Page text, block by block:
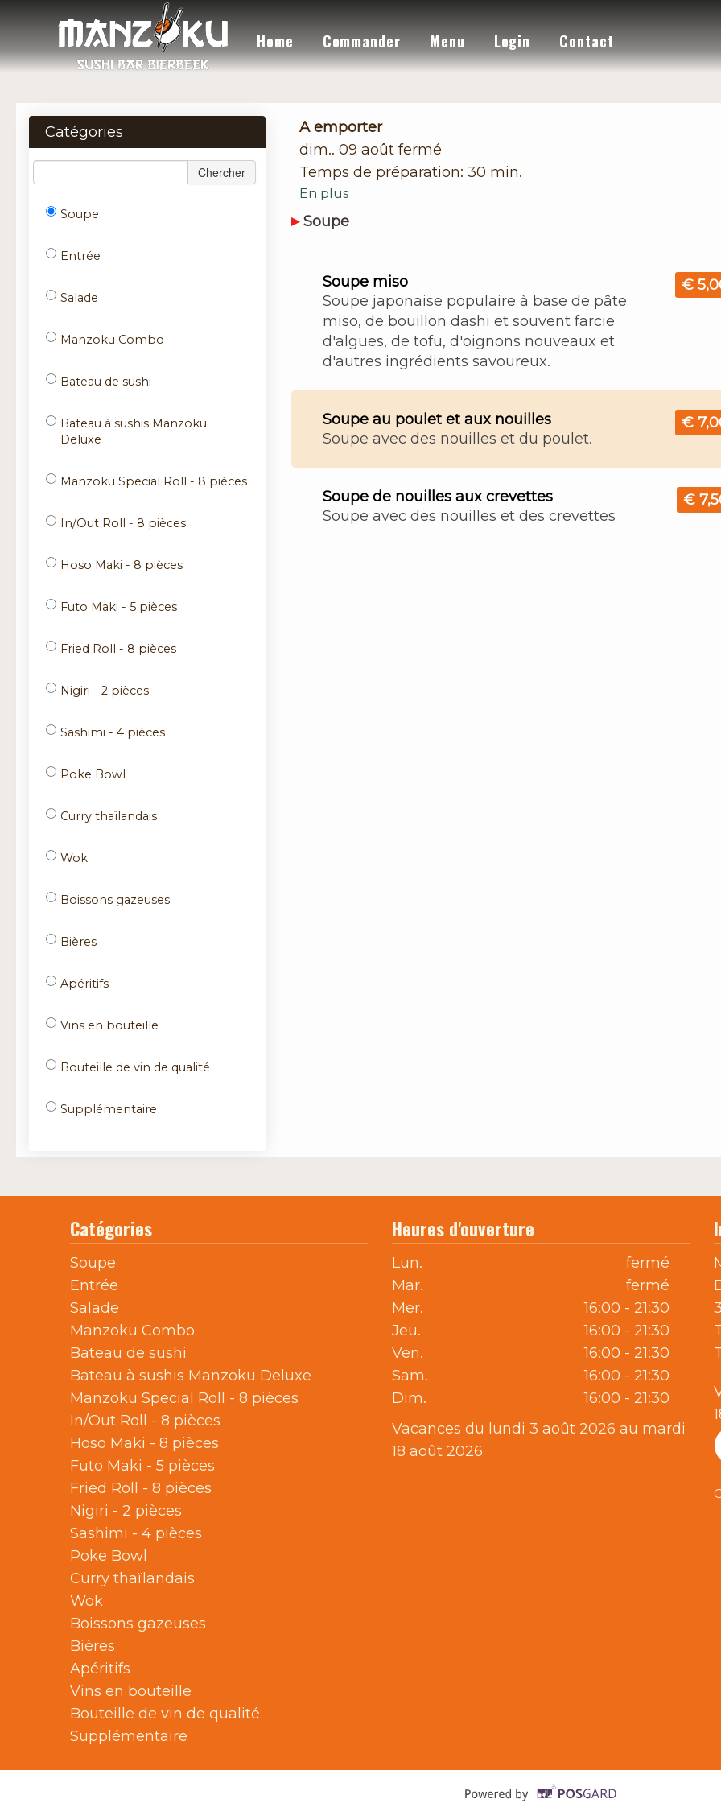
Home Commander Menu Login Contact
Catégories
Chercher
Soupe
Entrée
Salade
Manzoku Combo
Bateau de sushi
Bateau à sushis Manzoku
Deluxe
Manzoku Special Roll - 8 pièces
In/Out Roll - 8 pièces
Hoso Maki - 8 pièces
Futo Maki - 5 pièces
Fried Roll - 8 pièces
Nigiri - 2 pièces
Sashimi - 4 pièces
Poke Bowl
Curry thaïlandais
Wok
Boissons gazeuses
Bières
Apéritifs
Vins en bouteille
Bouteille de vin de qualité
Supplémentaire
A emporter
dim.. 09 aoûtfermé
Temps de préparation: 30 min.
En plus
Soupe
Soupe miso
Soupe japonaise populaire à base de pâte
miso, de bouillon dashi et souvent farcie
d'algues, de tofu, d'oignons nouveaux et
d'autres ingrédients savoureux.
€
Soupe au poulet et aux nouilles
Soupe avec des nouilles et du poulet.
€
Soupe de nouilles aux crevettes
Soupe avec des nouilles et des crevettes
€
Catégories
Soupe
Entrée
Salade
Manzoku Combo
Bateau de sushi
Bateau à sushis Manzoku Deluxe
Manzoku Special Roll - 8 pièces
In/Out Roll - 8 pièces
Hoso Maki - 8 pièces
Futo Maki - 5 pièces
Fried Roll - 8 pièces
Nigiri - 2 pièces
Sashimi - 4 pièces
Poke Bowl
Curry thaïlandais
Wok
Boissons gazeuses
Bières
Apéritifs
Vins en bouteille
Bouteille de vin de qualité
Supplémentaire
Heures d'ouverture
Lun.
fermé
Mar.
fermé
Mer.
16:00 - 21:30
Jeu.
16:00 - 21:30
Ven.
16:00 - 21:30
Sam.
16:00 - 21:30
Dim.
16:00 - 21:30
Vacances du lundi 3 août 2026 au mardi
18 août 2026